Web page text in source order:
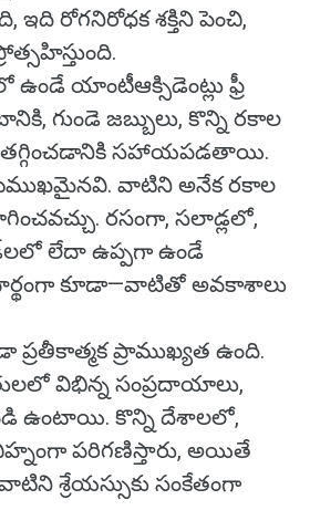
ఇది రోగనిరోధక శక్తిని పెంచి,
యాంటీఆక్సిడెంట్లు ఫ్రీ
గుండె జబ్బులు, కొన్ని రకాల
తగ్గించడానికి సహాయపడతాయి.
వాటిని అనేక రకాల
రసంగా, సలాడ్లలో,
లేదా ఉప్పగా ఉండే
కూడా—వాటితో అవకాశాలు
ప్రతీకాత్మక ప్రాముఖ్యత ఉంది.
విభిన్న సంప్రదాయాలు,
ఉంటాయి. కొన్ని దేశాలలో,
పరిగణిస్తారు, అయితే
శ్రేయస్సుకు సంకేతంగా